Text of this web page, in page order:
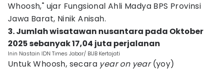
Whoosh," ujar Fungsional Ahli Madya BPS Provinsi
Jawa Barat, Ninik Anisah.
3. Jumlah wisatawan nusantara pada Oktober
2025 sebanyak 17,04 juta perjalanan
Inin Nastain IDN Times Jabar/ BIJB Kertajati
Untuk Whoosh, secara year on year(yoy)